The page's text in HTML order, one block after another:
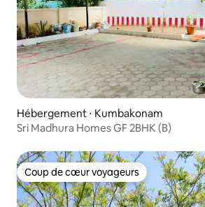
Hébergement ⋅ Kumbakonam
Sri Madhura Homes GF 2BHK (B)
Coup de cœur voyageurs
Coup de cœur voyageurs